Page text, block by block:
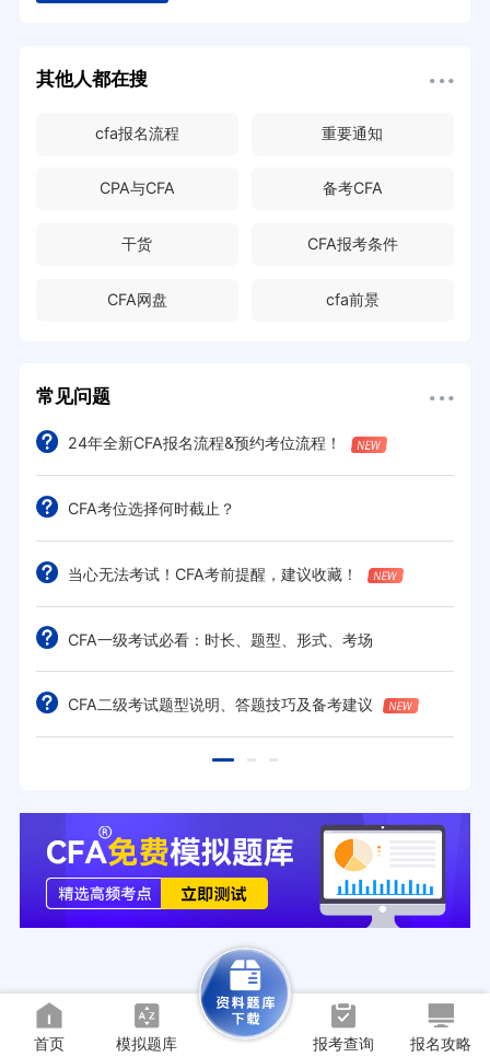
其他人都在搜
cfa报名流程 重要通知
CPA与CFA 备考CFA
干货 CFA报考条件
CFA网盘 cfa前景
常见问题
24年全新CFA报名流程&预约考位流程！
CFA考位选择何时截止？
当心无法考试！CFA考前提醒，建议收藏！
CFA一级考试必看：时长、题型、形式、考场
CFA二级考试题型说明、答题技巧及备考建议
首页 模拟题库 报考查询 报名攻略